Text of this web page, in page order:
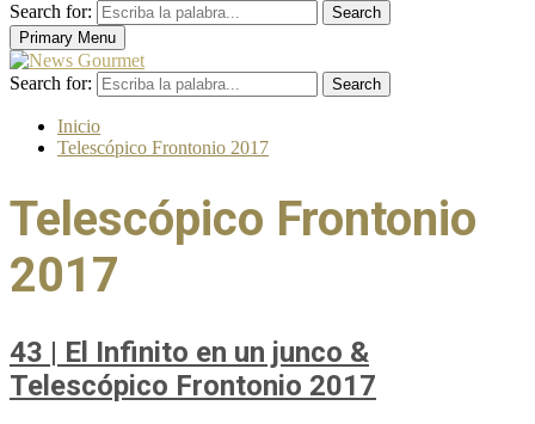
Search for:
Search
Primary Menu
Search for: Search
Inicio
Telescópico Frontonio 2017
Telescópico Frontonio
2017
43 | El Infinito en un junco &
Telescópico Frontonio 2017